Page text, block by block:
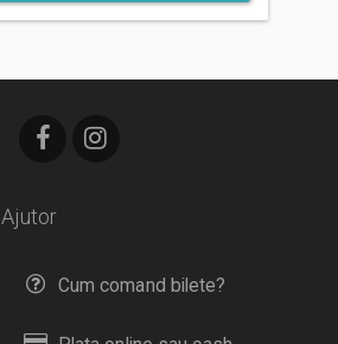
Ajutor
Cum comand bilete?